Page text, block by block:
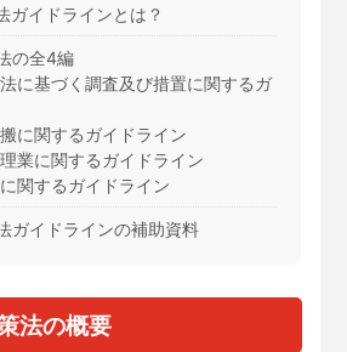
ガイドラインとは？
の全4編
に基づく調査及び措置に関するガ
に関するガイドライン
業に関するガイドライン
関するガイドライン
ガイドラインの補助資料
法の概要